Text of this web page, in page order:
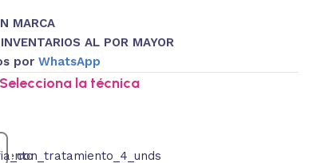
MARCA
AL POR MAYOR
por WhatsApp
la técnica